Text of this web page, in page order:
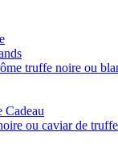
truffe noire ou
Cadeau
ou caviar de